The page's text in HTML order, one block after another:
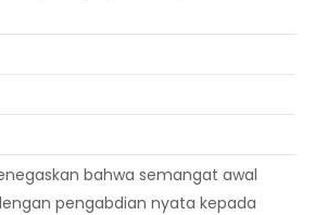
bahwa semangat awal
pengabdian nyata kepada